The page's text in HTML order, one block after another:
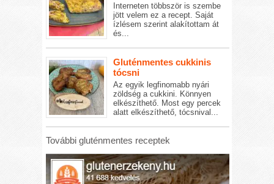
Interneten többször is szembe
jött velem ez a recept. Saját
ízlésem szerint alakítottam át
és...
Gluténmentes cukkinis
tócsni
Az egyik legfinomabb nyári
zöldség a cukkini. Könnyen
elkészíthető. Most egy percek
alatt elkészíthető, tócsnival...
További gluténmentes receptek